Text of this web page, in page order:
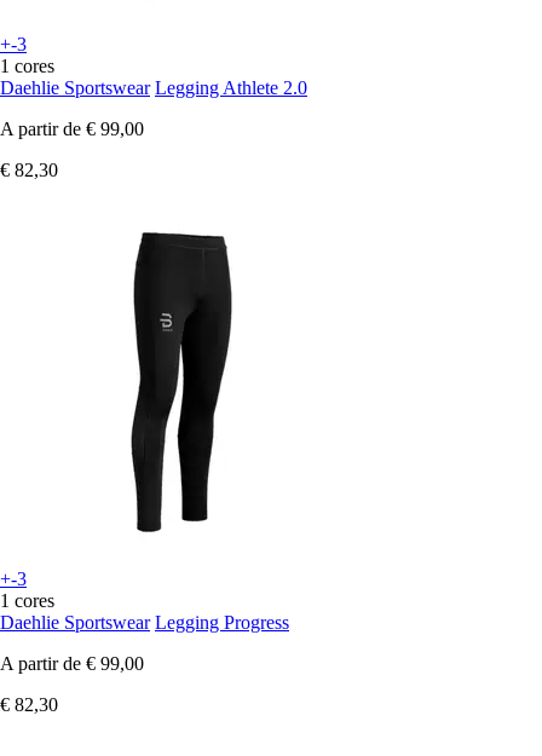
+-3
1 cores
Daehlie Sportswear Legging Athlete 2.0
A partir de € 99,00
€ 82,30
+-3
1 cores
Daehlie Sportswear Legging Progress
A partir de € 99,00
€ 82,30